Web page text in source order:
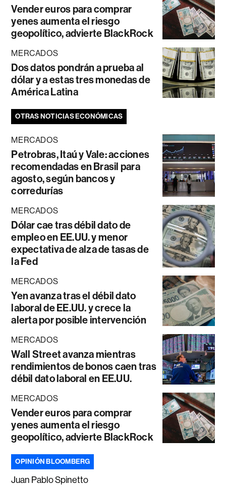
Vender euros para comprar
yenes aumenta el riesgo
geopolítico, advierte BlackRock
MERCADOS
Dos datos pondrán a prueba al
dólar y a estas tres monedas de
América Latina
OTRAS NOTICIAS ECONÓMICAS
MERCADOS
Petrobras, Itaú y Vale: acciones
recomendadas en Brasil para
agosto, según bancos y
corredurías
MERCADOS
Dólar cae tras débil dato de
empleo en EE.UU. y menor
expectativa de alza de tasas de
la Fed
MERCADOS
Yen avanza tras el débil dato
laboral de EE.UU. y crece la
alerta por posible intervención
MERCADOS
Wall Street avanza mientras
rendimientos de bonos caen tras
débil dato laboral en EE.UU.
MERCADOS
Vender euros para comprar
yenes aumenta el riesgo
geopolítico, advierte BlackRock
OPINIÓN BLOOMBERG
Juan Pablo Spinetto